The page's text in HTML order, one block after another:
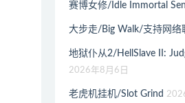
赛博女修/Idle Immortal
大步走/Big Walk/支持网络
地狱仆从2/HellSlave II:
2026年8月6日
老虎机挂机/Slot Grind